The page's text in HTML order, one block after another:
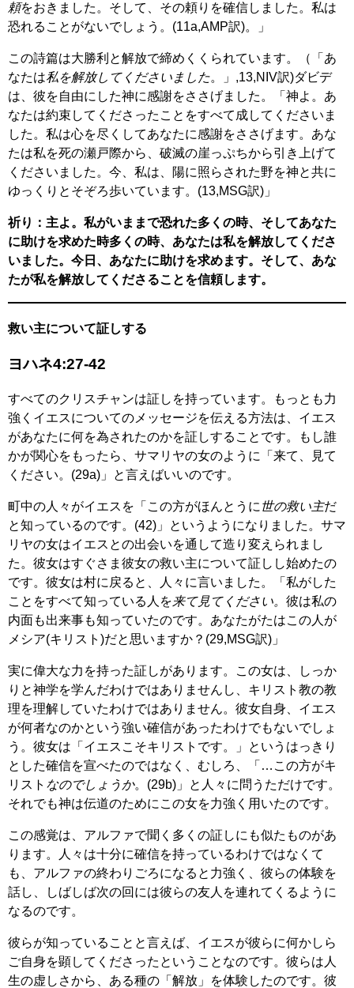
頼をおきました。そして、その頼りを確信しました。私は
恐れることがないでしょう。(11a,AMP訳)。」
この詩篇は大勝利と解放で締めくくられています。（「あ
なたは私を解放してくださいました。」,13,NIV訳)ダビデ
は、彼を自由にした神に感謝をささげました。「神よ。あ
なたは約束してくださったことをすべて成してくださいま
した。私は心を尽くしてあなたに感謝をささげます。あな
たは私を死の瀬戸際から、破滅の崖っぷちから引き上げて
くださいました。今、私は、陽に照らされた野を神と共に
ゆっくりとそぞろ歩いています。(13,MSG訳)」
祈り：主よ。私がいままで恐れた多くの時、そしてあなた
に助けを求めた時多くの時、あなたは私を解放してくださ
いました。今日、あなたに助けを求めます。そして、あな
たが私を解放してくださることを信頼します。
救い主について証しする
ヨハネ4:27-42
すべてのクリスチャンは証しを持っています。もっとも力
強くイエスについてのメッセージを伝える方法は、イエス
があなたに何を為されたのかを証しすることです。もし誰
かが関心をもったら、サマリヤの女のように「来て、見て
ください。(29a)」と言えばいいのです。
町中の人々がイエスを「この方がほんとうに 世の救い主だ
と知っているのです。(42)」というようになりました。サマ
リヤの女はイエスとの出会いを通して造り変えられまし
た。彼女はすぐさま彼女の救い主について証しし始めたの
です。彼女は村に戻ると、人々に言いました。「私がした
ことをすべて知っている人を来て見てください。 彼は私の
内面も出来事も知っていたのです。あなたがたはこの人が
メシア(キリスト)だと思いますか？(29,MSG訳)」
実に偉大な力を持った証しがあります。この女は、しっか
りと神学を学んだわけではありませんし、キリスト教の教
理を理解していたわけではありません。彼女自身、イエス
が何者なのかという強い確信があったわけでもないでしょ
う。彼女は「イエスこそキリストです。」というはっきり
とした確信を宣べたのではなく、むしろ、「…この方がキ
リスト なのでしょうか。(29b)」と人々に問うただけです。
それでも神は伝道のためにこの女を力強く用いたのです。
この感覚は、アルファで聞く多くの証しにも似たものがあ
ります。人々は十分に確信を持っているわけではなくて
も、アルファの終わりごろになると力強く、彼らの体験を
話し、しばしば次の回には彼らの友人を連れてくるように
なるのです。
彼らが知っていることと言えば、イエスが彼らに何かしら
ご自身を顕してくださったということなのです。彼らは人
生の虚しさから、ある種の「解放」を体験したのです。彼